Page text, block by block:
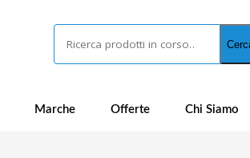
Marche Offerte Chi Siamo